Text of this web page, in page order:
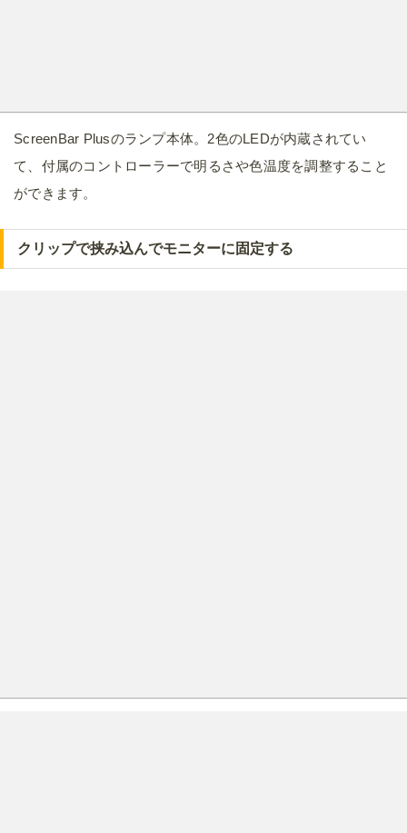
ScreenBar Plusのランプ本体。2色のLEDが内蔵されてい
て、付属のコントローラーで明るさや色温度を調整すること
ができます。
クリップで挟み込んでモニターに固定する